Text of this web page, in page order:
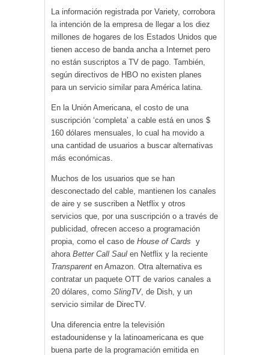
La información registrada por Variety, corrobora
la intención de la empresa de llegar a los diez
millones de hogares de los Estados Unidos que
tienen acceso de banda ancha a Internet pero
no están suscriptos a TV de pago. También,
según directivos de HBO no existen planes
para un servicio similar para América latina.
En la Unión Americana, el costo de una
suscripción ‘completa’ a cable está en unos $
160 dólares mensuales, lo cual ha movido a
una cantidad de usuarios a buscar alternativas
más económicas.
Muchos de los usuarios que se han
desconectado del cable, mantienen los canales
de aire y se suscriben a Netflix y otros
servicios que, por una suscripción o a través de
publicidad, ofrecen acceso a programación
propia, como el caso de House of Cards y
ahora Better Call Saul en Netflix y la reciente
Transparent en Amazon. Otra alternativa es
contratar un paquete OTT de varios canales a
20 dólares, como SlingTV, de Dish, y un
servicio similar de DirecTV.
Una diferencia entre la televisión
estadounidense y la latinoamericana es que
buena parte de la programación emitida en